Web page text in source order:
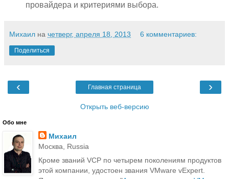
провайдера и критериями выбора.
Михаил на четверг, апреля 18, 2013 6 комментариев:
Поделиться
‹ ›
Главная страница
Открыть веб-версию
Обо мне
Михаил
Москва, Russia
Кроме званий VCP по четырем поколениям продуктов
этой компании, удостоен звания VMware vExpert.